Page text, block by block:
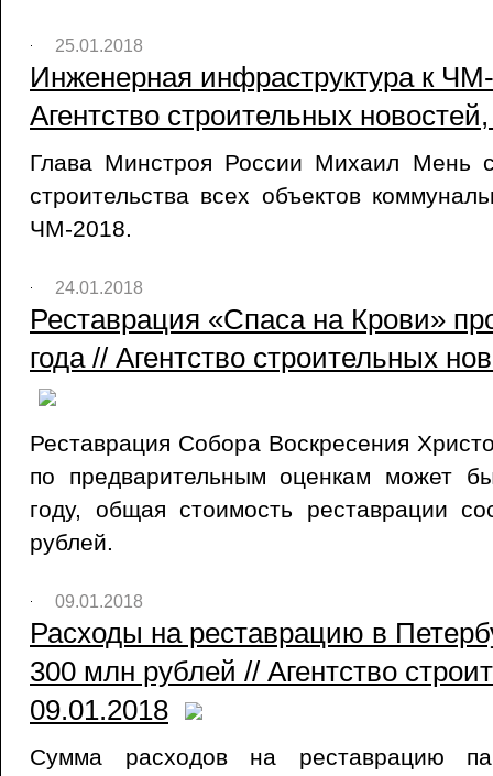
25.01.2018
Инженерная инфраструктура к
Агентство строительных
Глава Минстроя России Михаил Мень
строительства всех объектов
ЧМ-2018.
24.01.2018
Реставрация «Спаса на Крови»
года // Агентство строительных
Реставрация Собора Воскресения
по предварительным оценкам может
году, общая стоимость реставрации
рублей.
09.01.2018
Расходы на реставрацию в
300 млн рублей // Агентство
09.01.2018
Сумма расходов на реставрацию